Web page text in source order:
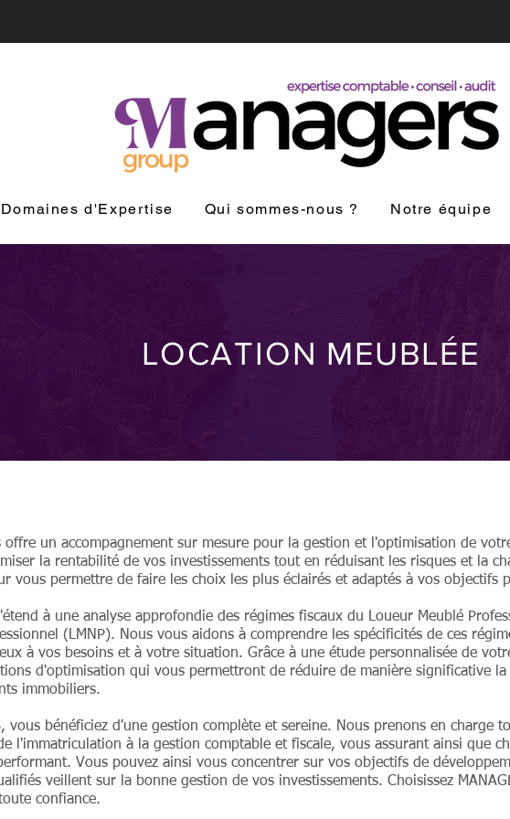
d'Expertise Qui sommes-nous ? Notre équipe
LOCATION MEUBLÉE
offre un accompagnement sur mesure pour la gestion et l'optimisation de
la rentabilité de vos investissements tout en réduisant les risques et la
vous permettre de faire les choix les plus éclairés et adaptés à vos objectifs
à une analyse approfondie des régimes fiscaux du Loueur Meublé
(LMNP). Nous vous aidons à comprendre les spécificités de ces
à vos besoins et à votre situation. Grâce à une étude personnalisée de
d'optimisation qui vous permettront de réduire de manière significative
immobiliers.
vous bénéficiez d'une gestion complète et sereine. Nous prenons en charge
l'immatriculation à la gestion comptable et fiscale, vous assurant ainsi que
Vous pouvez ainsi vous concentrer sur vos objectifs de
veillent sur la bonne gestion de vos investissements. Choisissez
confiance.